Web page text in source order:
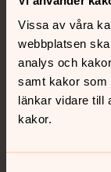
Vissa av våra
webbplatsen
analys och
samt kakor som
länkar vidare till
kakor.
Kontakt
Kalender
Hitta snabbt